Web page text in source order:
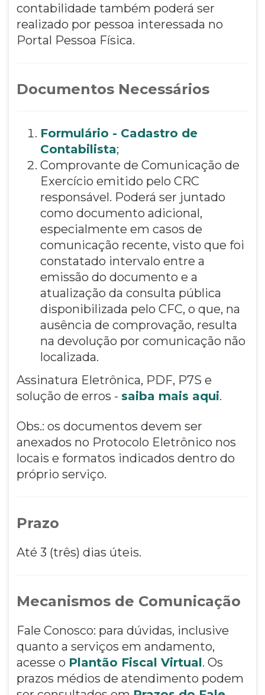
contabilidade também poderá ser
realizado por pessoa interessada no
Portal Pessoa Física.
Documentos Necessários
Formulário - Cadastro de
Contabilista;
Comprovante de Comunicação de
Exercício emitido pelo CRC
responsável. Poderá ser juntado
como documento adicional,
especialmente em casos de
comunicação recente, visto que foi
constatado intervalo entre a
emissão do documento e a
atualização da consulta pública
disponibilizada pelo CFC, o que, na
ausência de comprovação, resulta
na devolução por comunicação não
localizada.
Assinatura Eletrônica, PDF, P7S e
solução de erros - saiba mais aqui.
Obs.: os documentos devem ser
anexados no Protocolo Eletrônico nos
locais e formatos indicados dentro do
próprio serviço.
Prazo
Até 3 (três) dias úteis.
Mecanismos de Comunicação
Fale Conosco: para dúvidas, inclusive
quanto a serviços em andamento,
acesse o Plantão Fiscal Virtual. Os
prazos médios de atendimento podem